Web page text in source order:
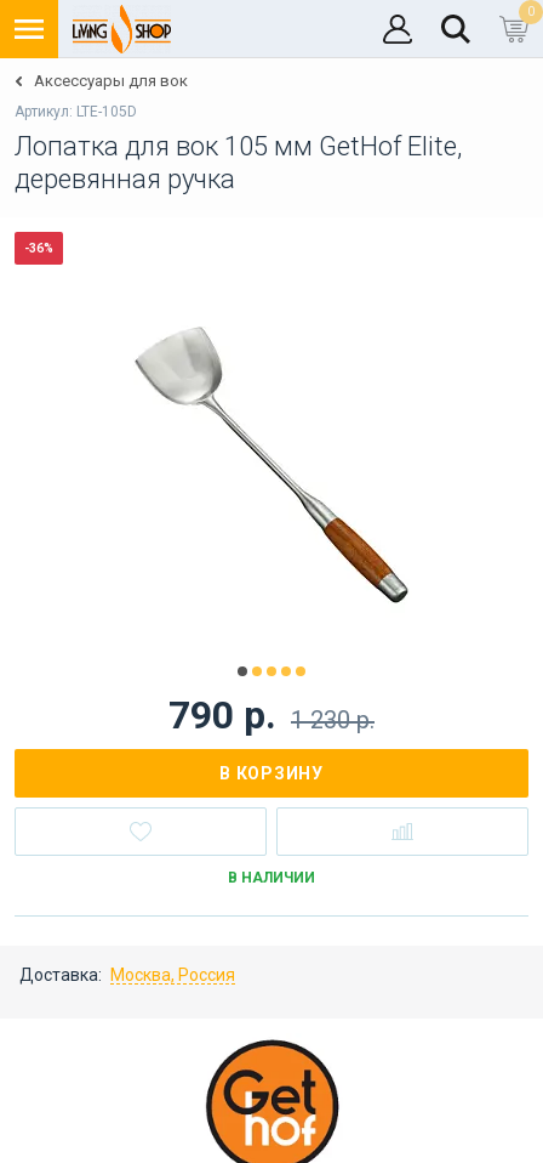
0
Аксессуары для вок
Артикул: LTE-105D
Лопатка для вок 105 мм GetHof Elite,
деревянная ручка
-36%
790 р. 1 230 р.
В КОРЗИНУ
В НАЛИЧИИ
Доставка: Москва, Россия